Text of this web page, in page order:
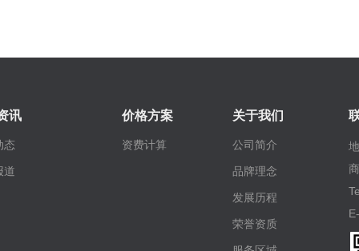
讯
态
道
价格方案
资费计算
关于我们
公司简介
品牌理念
发展历程
荣誉资质